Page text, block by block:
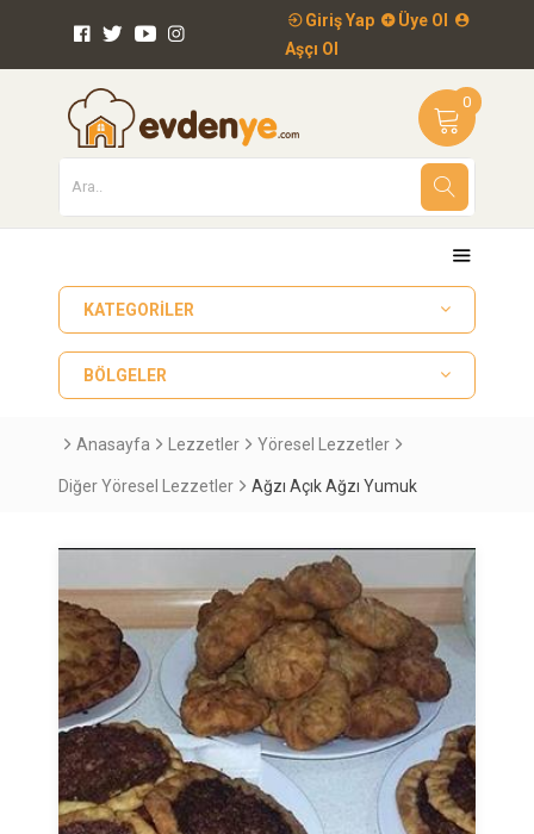
Giriş Yap
Üye Ol
Aşçı Ol
0
KATEGORILER
BÖLGELER
Anasayfa Lezzetler Yöresel Lezzetler
Diğer Yöresel Lezzetler Ağzı Açık Ağzı Yumuk